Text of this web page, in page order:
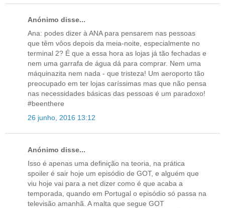
Anónimo disse...
Ana: podes dizer à ANA para pensarem nas pessoas
que têm vôos depois da meia-noite, especialmente no
terminal 2? É que a essa hora as lojas já tão fechadas e
nem uma garrafa de água dá para comprar. Nem uma
máquinazita nem nada - que tristeza! Um aeroporto tão
preocupado em ter lojas caríssimas mas que não pensa
nas necessidades básicas das pessoas é um paradoxo!
#beenthere
26 junho, 2016 13:12
Anónimo disse...
Isso é apenas uma definição na teoria, na prática
spoiler é sair hoje um episódio de GOT, e alguém que
viu hoje vai para a net dizer como é que acaba a
temporada, quando em Portugal o episódio só passa na
televisão amanhã. A malta que segue GOT